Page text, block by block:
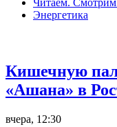
Читаем.
Энергетика
Кишечную
«Ашана» в
вчера, 12:30